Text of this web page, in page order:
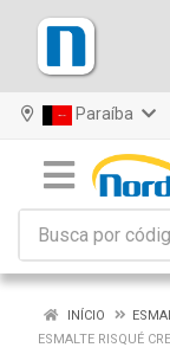
Paraíba
INÍCIO
ESMALTE RISQUÉ